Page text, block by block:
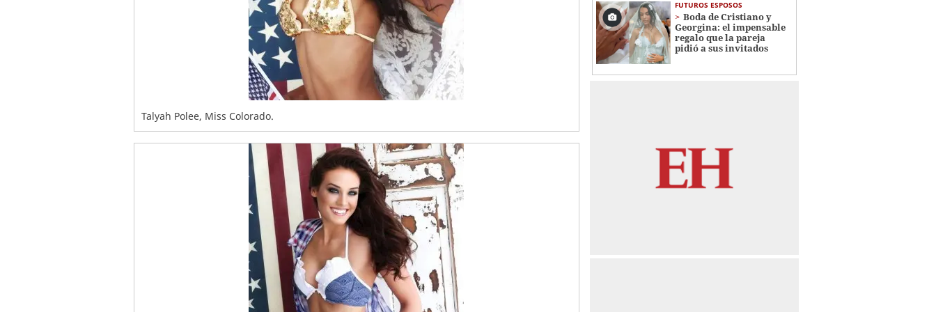
Talyah Polee, Miss Colorado.
FUTUROS ESPOSOS
Boda de Cristiano y
Georgina: el impensable
regalo que la pareja
pidió a sus invitados